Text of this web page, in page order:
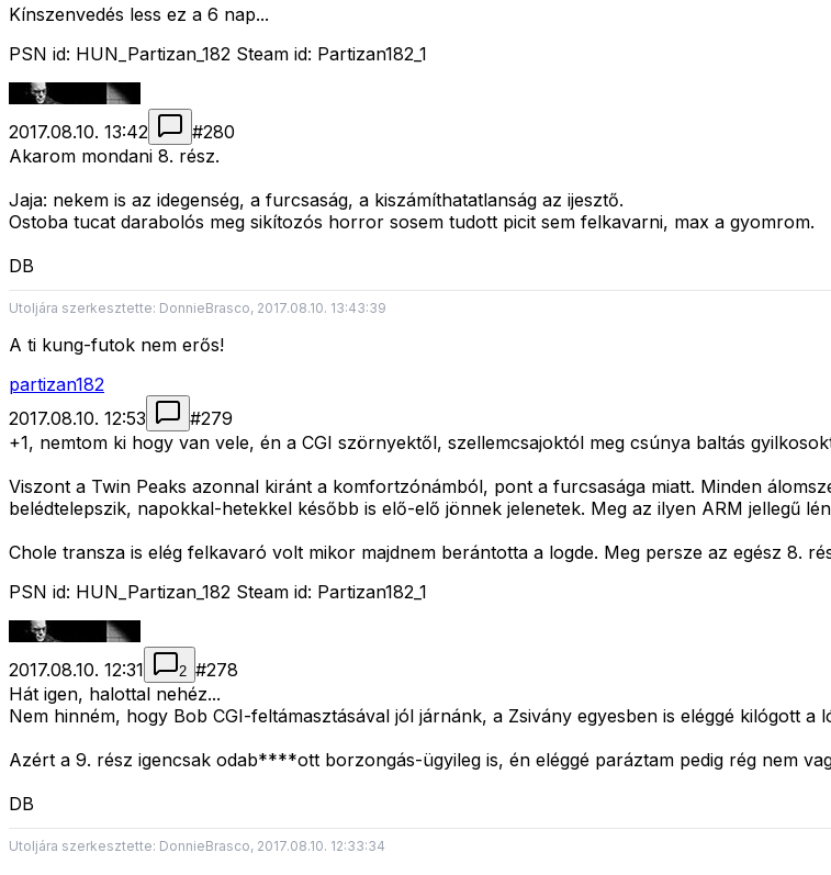
Kínszenvedés less ez a 6 nap...
PSN id: HUN_Partizan_182 Steam id: Partizan182_1
2017.08.10. 13:42 #280
Akarom mondani 8. rész.
Jaja: nekem is az idegenség, a furcsaság, a kiszámíthatatlanság az ijesztő.
Ostoba tucat darabolós meg sikítozós horror sosem tudott picit sem felkavarni, max a gyomrom.
DB
Utoljára szerkesztette: DonnieBrasco, 2017.08.10. 13:43:39
A ti kung-futok nem erős!
partizan182
2017.08.10. 12:53
#279
+1, nemtom ki hogy van vele, én a CGI szörnyektől, szellemcsajoktól meg csúnya baltás
Viszont a Twin Peaks azonnal kiránt a komfortzónámból, pont a furcsasága miatt. Minden
belédtelepszik, napokkal-hetekkel később is elő-elő jönnek jelenetek. Meg az ilyen ARM jellegű
Chole transza is elég felkavaró volt mikor majdnem berántotta a logde. Meg persze az egész 8.
PSN id: HUN_Partizan_182 Steam id: Partizan182_1
2017.08.10. 12:31 2 #278
Hát igen, halottal nehéz...
Nem hinném, hogy Bob CGI-feltámasztásával jól járnánk, a Zsivány egyesben is eléggé kilógott a
Azért a 9. rész igencsak odab****ott borzongás-ügyileg is, én eléggé paráztam pedig rég nem
DB
Utoljára szerkesztette: DonnieBrasco, 2017.08.10. 12:33:34